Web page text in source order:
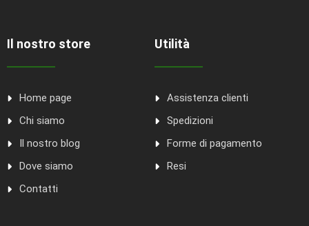
Il nostro store
Home page
Chi siamo
Il nostro blog
Dove siamo
Contatti
Utilità
Assistenza clienti
Spedizioni
Forme di pagamento
Resi